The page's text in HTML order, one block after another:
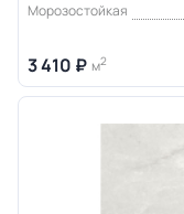
Морозостойкая
3 410 ₽ м2